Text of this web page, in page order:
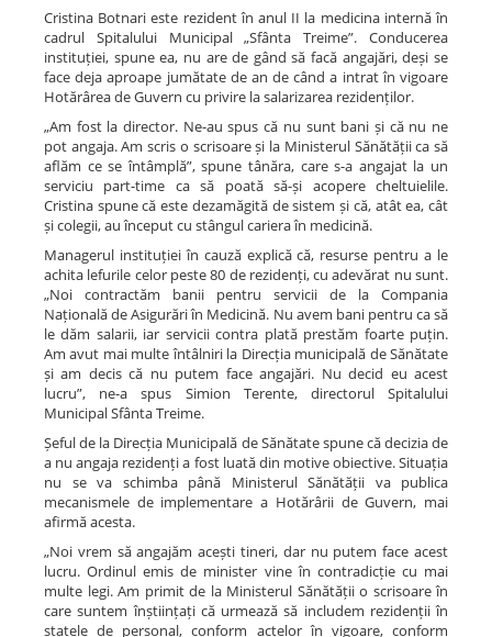
Cristina Botnari este rezident în anul II la medicina internă în
cadrul Spitalului Municipal „Sfânta Treime”. Conducerea
instituției, spune ea, nu are de gând să facă angajări, deși se
face deja aproape jumătate de an de când a intrat în vigoare
Hotărârea de Guvern cu privire la salarizarea rezidenților.
„Am fost la director. Ne-au spus că nu sunt bani și că nu ne
pot angaja. Am scris o scrisoare și la Ministerul Sănătății ca să
aflăm ce se întâmplă”, spune tânăra, care s-a angajat la un
serviciu part-time ca să poată să-și acopere cheltuielile.
Cristina spune că este dezamăgită de sistem și că, atât ea, cât
și colegii, au început cu stângul cariera în medicină.
Managerul instituției în cauză explică că, resurse pentru a le
achita lefurile celor peste 80 de rezidenți, cu adevărat nu sunt.
„Noi contractăm banii pentru servicii de la Compania
Națională de Asigurări în Medicină. Nu avem bani pentru ca să
le dăm salarii, iar servicii contra plată prestăm foarte puțin.
Am avut mai multe întâlniri la Direcția municipală de Sănătate
și am decis că nu putem face angajări. Nu decid eu acest
lucru”, ne-a spus Simion Terente, directorul Spitalului
Municipal Sfânta Treime.
Șeful de la Direcția Municipală de Sănătate spune că decizia de
a nu angaja rezidenți a fost luată din motive obiective. Situația
nu se va schimba până Ministerul Sănătății va publica
mecanismele de implementare a Hotărârii de Guvern, mai
afirmă acesta.
„Noi vrem să angajăm acești tineri, dar nu putem face acest
lucru. Ordinul emis de minister vine în contradicție cu mai
multe legi. Am primit de la Ministerul Sănătății o scrisoare în
care suntem înștiințați că urmează să includem rezidenții în
statele de personal, conform actelor în vigoare, conform